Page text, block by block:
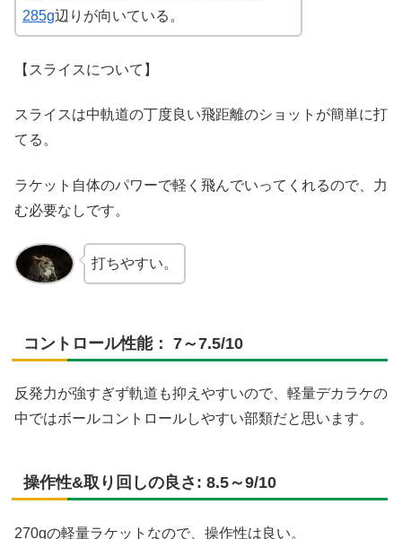
285g辺りが向いている。
【スライスについて】
スライスは中軌道の丁度良い飛距離のショットが簡単に打
てる。
ラケット自体のパワーで軽く飛んでいってくれるので、力
む必要なしです。
打ちやすい。
コントロール性能： 7～7.5/10
反発力が強すぎず軌道も抑えやすいので、軽量デカラケの
中ではボールコントロールしやすい部類だと思います。
操作性&取り回しの良さ: 8.5～9/10
270gの軽量ラケットなので、操作性は良い。